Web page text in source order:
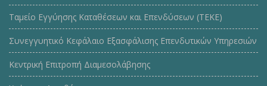
Ταμείο Εγγύησης Καταθέσεων και Επενδύσεων (ΤΕΚE)
Συνεγγυητικό Κεφάλαιο Εξασφάλισης Επενδυτικών Υπηρεσιών
Κεντρική Επιτροπή Διαμεσολάβησης